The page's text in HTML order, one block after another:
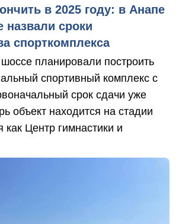
в 2025 году: в Анапе
назвали сроки
спорткомплекса
планировали построить
спортивный комплекс с
срок сдачи уже
объект находится на стадии
как Центр гимнастики и